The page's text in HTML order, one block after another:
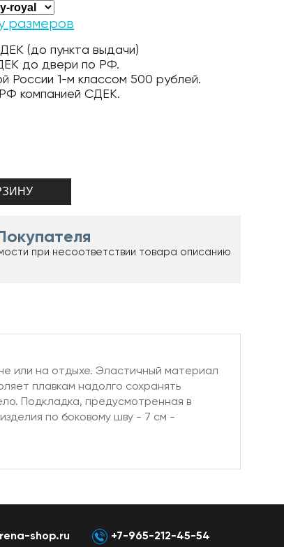
размеров
(до пункта выдачи)
до двери по РФ.
России 1-м классом 500 рублей.
компанией СДЕК.
при несоответствии товара описанию
или на отдыхе. Эластичный материал
плавкам надолго сохранять
Подкладка, предусмотренная в
по боковому шву - 7 см -
shop.ru +7-965-212-45-54